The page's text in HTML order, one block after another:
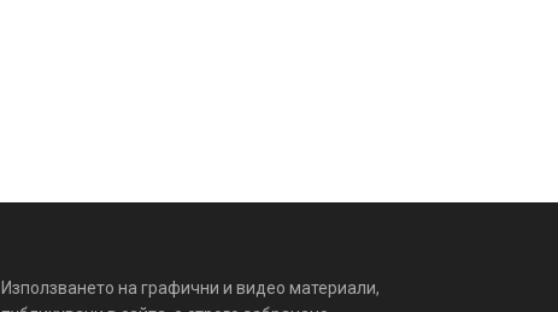
Използването на графични и видео материали,